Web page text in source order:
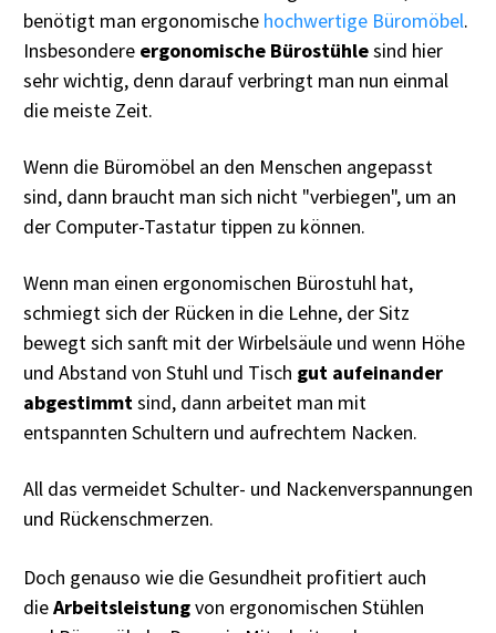
benötigt man ergonomische hochwertige Büromöbel.
Insbesondere ergonomische Bürostühlesind hier
sehr wichtig, denn darauf verbringt man nun einmal
die meiste Zeit.
Wenn die Büromöbel an den Menschen angepasst
sind, dann braucht man sich nicht "verbiegen", um an
der Computer-Tastatur tippen zu können.
Wenn man einen ergonomischen Bürostuhl hat,
schmiegt sich der Rücken in die Lehne, der Sitz
bewegt sich sanft mit der Wirbelsäule und wenn Höhe
und Abstand von Stuhl und Tisch gut aufeinander
abgestimmtsind, dann arbeitet man mit
entspannten Schultern und aufrechtem Nacken.
All das vermeidet Schulter- und Nackenverspannungen
und Rückenschmerzen.
Doch genauso wie die Gesundheit profitiert auch
dieArbeitsleistungvon ergonomischen Stühlen